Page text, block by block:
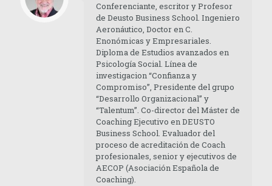
Conferenciante, escritor y Profesor
de Deusto Business School. Ingeniero
Aeronáutico, Doctor en C.
Enonómicas y Empresariales.
Diploma de Estudios avanzados en
Psicología Social. Línea de
investigacion “Confianza y
Compromiso”, Presidente del grupo
“Desarrollo Organizacional” y
“Talentum”. Co-director del Máster de
Coaching Ejecutivo en DEUSTO
Business School. Evaluador del
proceso de acreditación de Coach
profesionales, senior y ejecutivos de
AECOP (Asociación Española de
Coaching).